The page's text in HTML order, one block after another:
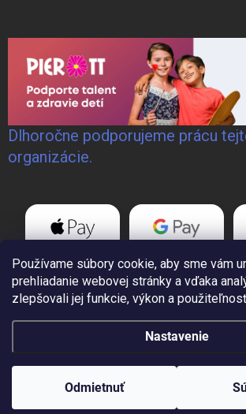
Používame súbory cookie, aby sme vám
prehliadanie webovej stránky a vďaka
zlepšovali jej funkcie, výkon a
Nastavenie
Odmietnuť
Dlhoročne podporujeme prácu
organizácie.
Copyright 2026GoWELD, s.r.o.. Všetky